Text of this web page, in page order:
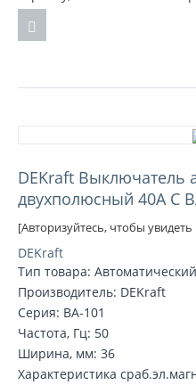
DEKraft Выключатель
двухполюсный 40А С
[Авторизуйтесь, чтобы
DEKraft
Тип товара:
Производитель: DEKraft
Серия: ВА-101
Частота, Гц: 50
Ширина, мм: 36
Характеристика